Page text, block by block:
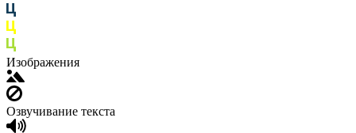
Изображения
Озвучивание текста